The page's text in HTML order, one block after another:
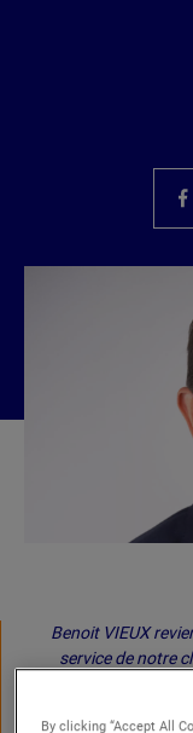
Benoit VIEUX
service de notre
grandes études
By clicking “Accept All